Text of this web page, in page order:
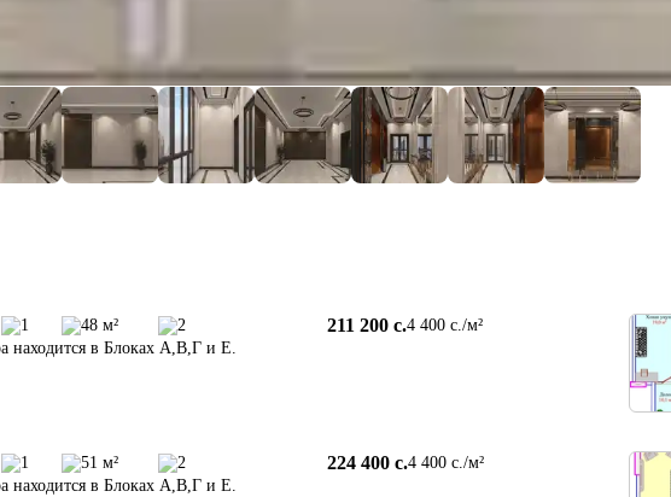
1 48 м² 2 211 200 c.4 400 c./м²
находится в Блоках А,В,Г и Е.
1 51 м² 2 224 400 c.4 400 c./м²
находится в Блоках А,В,Г и Е.